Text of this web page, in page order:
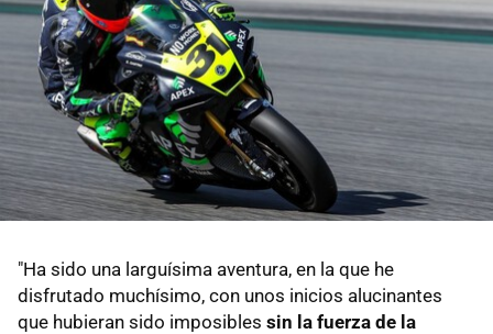
"Ha sido una larguísima aventura, en la que he
disfrutado muchísimo, con unos inicios alucinantes
que hubieran sido imposibles sin la fuerza de la